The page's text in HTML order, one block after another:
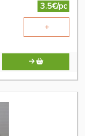
3.5€/pc
+